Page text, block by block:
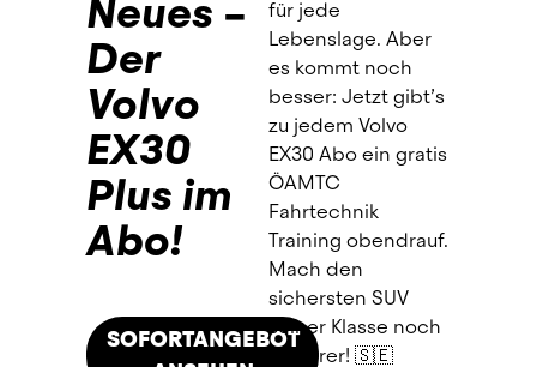
In nur drei Schritten zum E-Fuhrpark:
Unser Fuhrpark-Kontaktformular
ausfüllen.
Individuell beraten lassen, die
passenden E-Fahrzeuge auswählen
und ein unverbindliches Angebot
erhalten.
Vertrag mit einem Click bestätigen,
Übergabetermin vereinbaren und
Neues –
Der
Volvo
EX30
Plus im
Abo!
SOFORTANGEBOT
für jede
Lebenslage. Aber
es kommt noch
besser: Jetzt gibt’s
zu jedem Volvo
EX30 Abo ein gratis
ÖAMTC
Fahrtechnik
Training obendrauf.
Mach den
sichersten SUV
seiner Klasse noch
sicherer! 🇸🇪